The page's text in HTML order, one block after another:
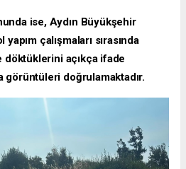
ise, Aydın Büyükşehir
çalışmaları sırasında
döktüklerini açıkça ifade
görüntüleri doğrulamaktadır.